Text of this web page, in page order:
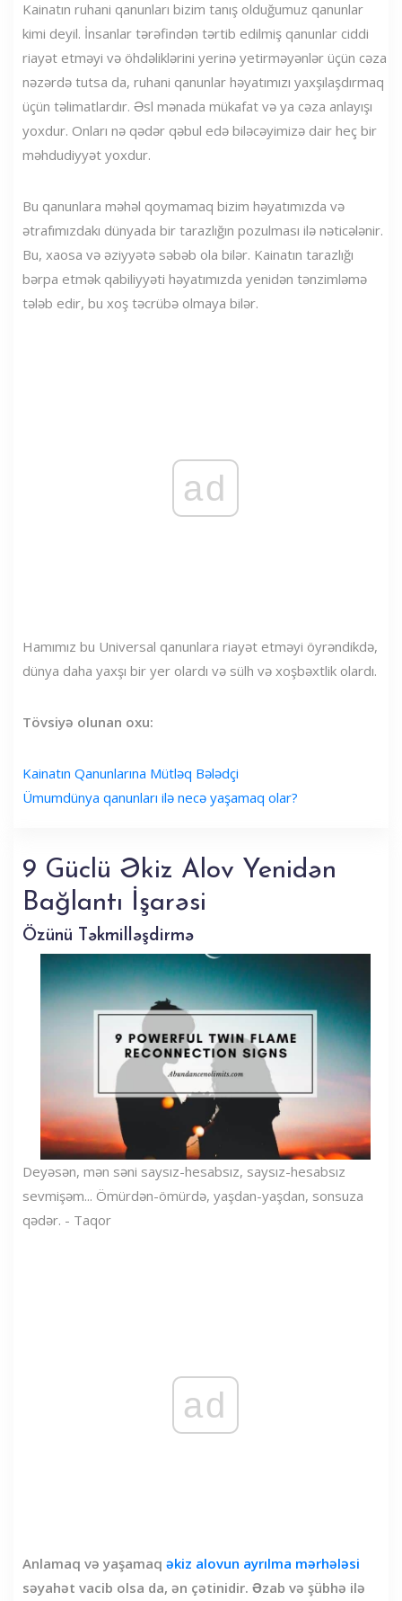
Kainatın ruhani qanunları bizim tanış olduğumuz qanunlar
kimi deyil. İnsanlar tərəfindən tərtib edilmiş qanunlar ciddi
riayət etməyi və öhdəliklərini yerinə yetirməyənlər üçün cəza
nəzərdə tutsa da, ruhani qanunlar həyatımızı yaxşılaşdırmaq
üçün təlimatlardır. Əsl mənada mükafat və ya cəza anlayışı
yoxdur. Onları nə qədər qəbul edə biləcəyimizə dair heç bir
məhdudiyyət yoxdur.
Bu qanunlara məhəl qoymamaq bizim həyatımızda və
ətrafımızdakı dünyada bir tarazlığın pozulması ilə nəticələnir.
Bu, xaosa və əziyyətə səbəb ola bilər. Kainatın tarazlığı
bərpa etmək qabiliyyəti həyatımızda yenidən tənzimləmə
tələb edir, bu xoş təcrübə olmaya bilər.
ad
Hamımız bu Universal qanunlara riayət etməyi öyrəndikdə,
dünya daha yaxşı bir yer olardı və sülh və xoşbəxtlik olardı.
Tövsiyə olunan oxu:
Kainatın Qanunlarına Mütləq Bələdçi
Ümumdünya qanunları ilə necə yaşamaq olar?
9 Güclü Əkiz Alov Yenidən
Bağlantı İşarəsi
Özünü Təkmilləşdirmə
Deyəsən, mən səni saysız-hesabsız, saysız-hesabsız
sevmişəm... Ömürdən-ömürdə, yaşdan-yaşdan, sonsuza
qədər. - Taqor
ad
Anlamaq və yaşamaq əkiz alovun ayrılma mərhələsi
səyahət vacib olsa da, ən çətinidir. Əzab və şübhə ilə